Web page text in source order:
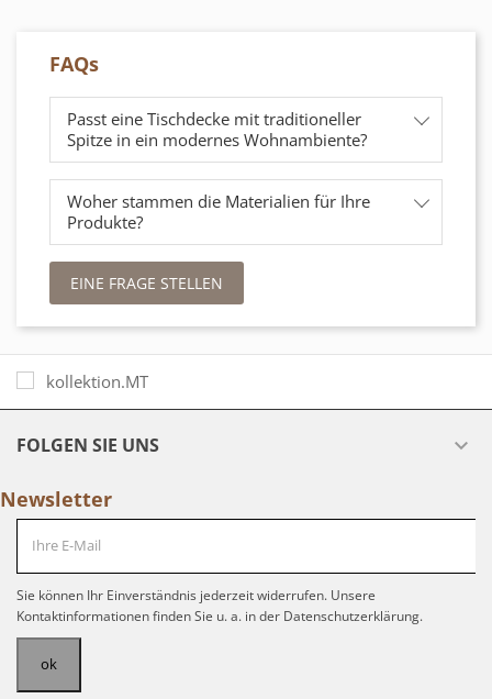
FAQs
Passt eine Tischdecke mit traditioneller
Spitze in ein modernes Wohnambiente?
Woher stammen die Materialien für Ihre
Produkte?
EINE FRAGE STELLEN
FOLGEN SIE UNS

Newsletter
Sie können Ihr Einverständnis jederzeit widerrufen. Unsere
Kontaktinformationen finden Sie u. a. in der Datenschutzerklärung.